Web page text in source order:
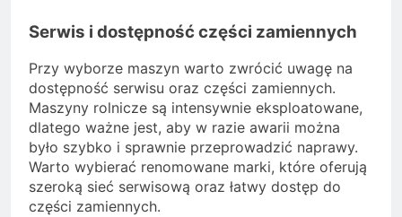
Serwis i dostępność części zamiennych
Przy wyborze maszyn warto zwrócić uwagę na
dostępność serwisu oraz części zamiennych.
Maszyny rolnicze są intensywnie eksploatowane,
dlatego ważne jest, aby w razie awarii można
było szybko i sprawnie przeprowadzić naprawy.
Warto wybierać renomowane marki, które oferują
szeroką sieć serwisową oraz łatwy dostęp do
części zamiennych.